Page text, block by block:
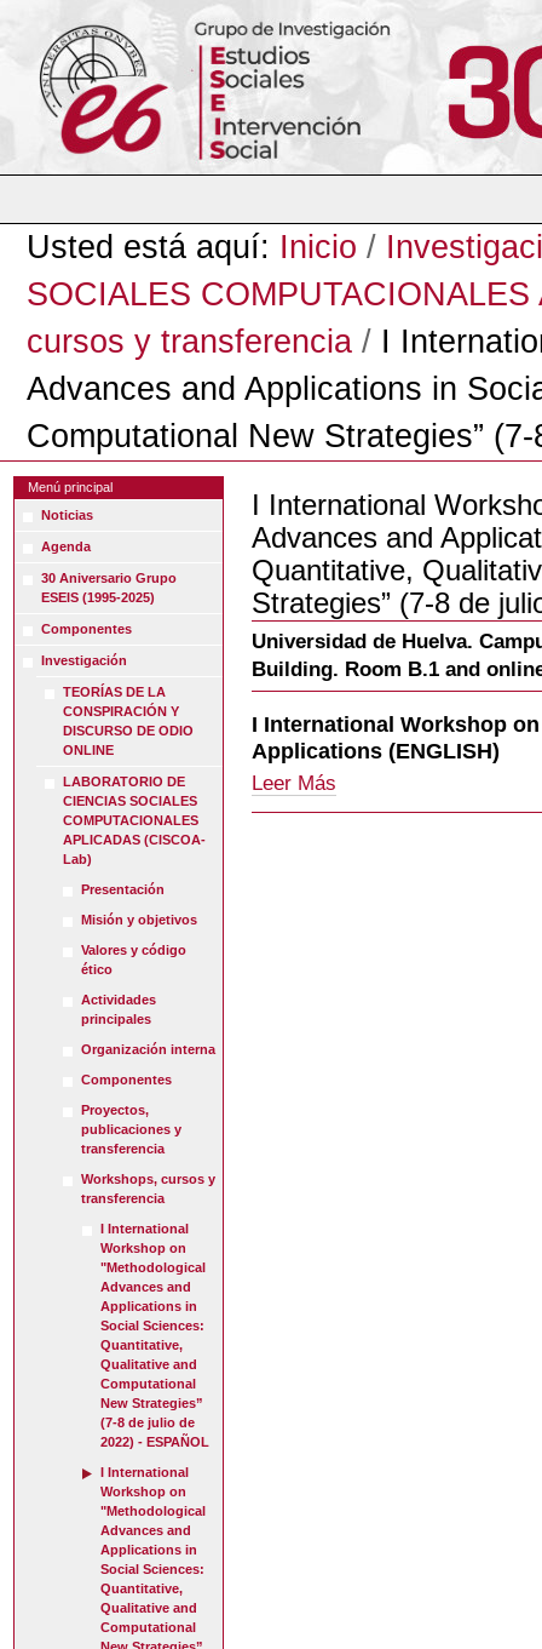
contenido.
navegación
Herramientas
Usted está aquí: Inicio /
SOCIALES
cursos y transferencia / I
Advances and Applications in
Computational New Strategies”
Menú principal
Noticias
Agenda
30 Aniversario Grupo
ESEIS (1995-2025)
Componentes
Investigación
TEORÍAS DE LA
CONSPIRACIÓN Y
DISCURSO DE ODIO
ONLINE
LABORATORIO DE
CIENCIAS SOCIALES
COMPUTACIONALES
APLICADAS (CISCOA-
Lab)
Presentación
Misión y objetivos
Valores y código
ético
Actividades
principales
Organización interna
Componentes
Proyectos,
publicaciones y
transferencia
Workshops, cursos y
transferencia
I International
Workshop on
"Methodological
Advances and
Applications in
Social Sciences:
Quantitative,
Qualitative and
Computational
New Strategies”
(7-8 de julio de
2022) - ESPAÑOL
I International
Workshop on
"Methodological
Advances and
Applications in
Social Sciences:
Quantitative,
Qualitative and
Computational
I International
Advances and
Quantitative,
Strategies” (7-8 de
Universidad de Huelva.
Building. Room B.1 and
I International Workshop
Applications (ENGLISH)
I
International
Leer Más